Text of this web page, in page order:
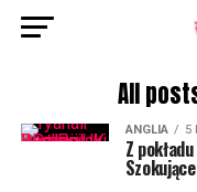
All
ANGLIA 5
Z